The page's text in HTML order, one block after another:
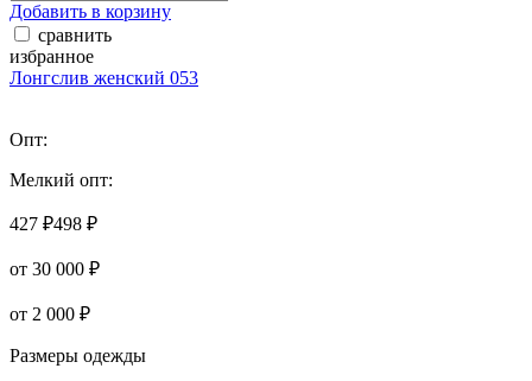
Добавить в корзину
сравнить
избранное
Лонгслив женский 053
Опт:
Мелкий опт:
427 ₽498 ₽
от 30 000 ₽
от 2 000 ₽
Размеры одежды